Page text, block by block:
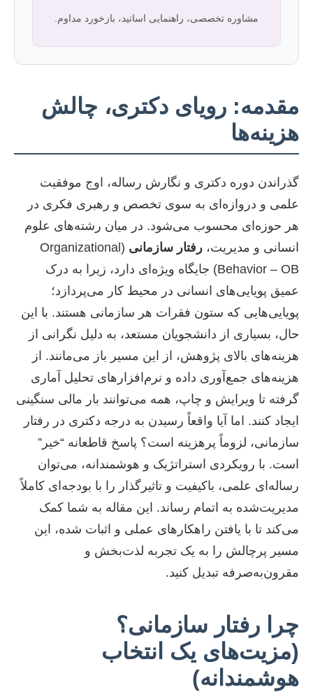
مشاوره تخصصی، راهنمایی اساتید، بازخورد مداوم.
مقدمه: رویای دکتری، چالش
هزینه‌ها
گذراندن دوره دکتری و نگارش رساله، اوج موفقیت
علمی و دروازه‌ای به سوی تخصص و رهبری فکری در
هر حوزه‌ای محسوب می‌شود. در میان رشته‌های علوم
انسانی و مدیریت، رفتار سازمانی
(Organizational
Behavior – OB) جایگاه ویژه‌ای دارد، زیرا به درک
عمیق پویایی‌های انسانی در محیط کار می‌پردازد؛
پویایی‌هایی که ستون فقرات هر سازمانی هستند. با این
حال، بسیاری از دانشجویان مستعد، به دلیل نگرانی از
هزینه‌های بالای پژوهش، از این مسیر باز می‌مانند. از
هزینه‌های جمع‌آوری داده و نرم‌افزارهای تحلیل آماری
گرفته تا ویرایش و چاپ، همه می‌توانند بار مالی سنگینی
ایجاد کنند. اما آیا واقعاً رسیدن به درجه دکتری در رفتار
سازمانی، لزوماً پرهزینه است؟ پاسخ قاطعانه “خیر”
است. با رویکردی استراتژیک و هوشمندانه، می‌توان
رساله‌ای علمی، باکیفیت و تاثیرگذار را با بودجه‌ای کاملاً
مدیریت‌شده به اتمام رساند. این مقاله به شما کمک
می‌کند تا با یافتن راهکارهای عملی و اثبات شده، این
مسیر پرچالش را به یک تجربه لذت‌بخش و
مقرون‌به‌صرفه تبدیل کنید.
چرا رفتار سازمانی؟
(مزیت‌های یک انتخاب
هوشمندانه)